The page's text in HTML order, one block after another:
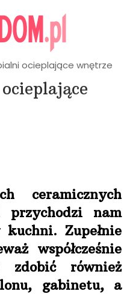
ocieplające wnętrze
ceramicznych
przychodzi nam
Zupełnie
współcześnie
również
gabinetu, a